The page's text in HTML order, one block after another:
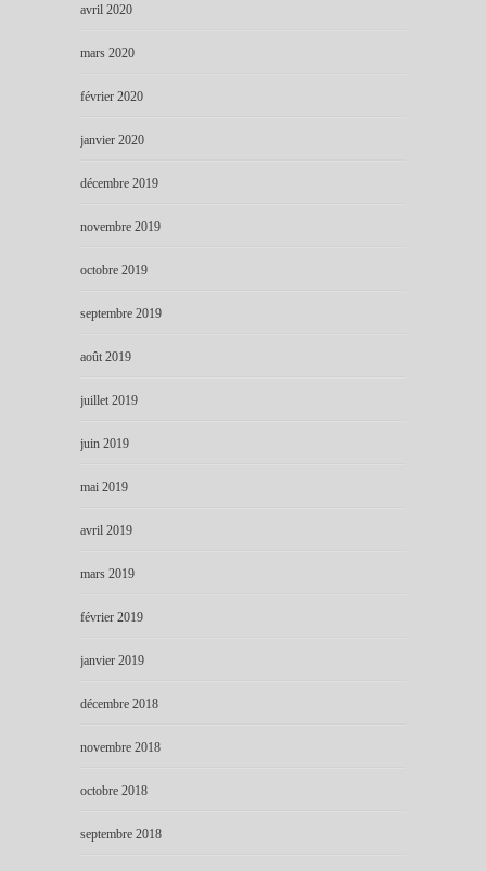
avril 2020
mars 2020
février 2020
janvier 2020
décembre 2019
novembre 2019
octobre 2019
septembre 2019
août 2019
juillet 2019
juin 2019
mai 2019
avril 2019
mars 2019
février 2019
janvier 2019
décembre 2018
novembre 2018
octobre 2018
septembre 2018